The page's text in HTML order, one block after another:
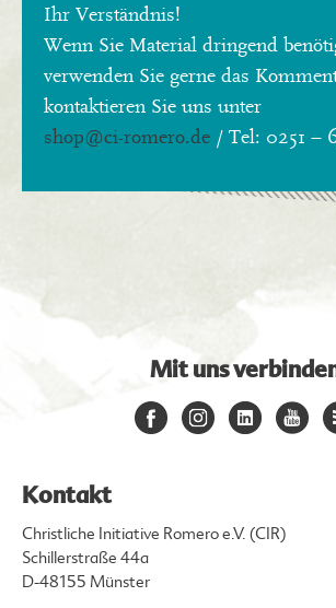
Ihr Verständnis!
Wenn Sie Material dringend
verwenden Sie gerne das
kontaktieren Sie uns unter
shop@ci-romero.de / Tel: 0251 –
Mit uns
Kontakt
Christliche Initiative Romero e.V. (CIR)
Schillerstraße 44a
D-48155 Münster